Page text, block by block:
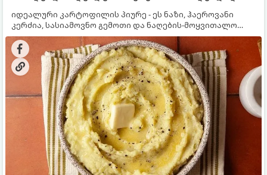
იდეალური კარტოფილის პიურე - ეს ნაზი, ჰაეროვანი
კერძია, სასიამოვნო გემოთი და ნაღების-მოყვითალო
ფერით. მისი მომზადება ძალიან მარტივია, მაგრამ
არსებობს რამდენიმე საიდუმლო, რომლებიც უნდა
იცოდეთ, რომ პიურე იდეალურად გემრიელი გამოვიდეს.